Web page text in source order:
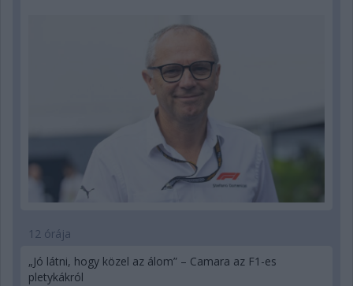
12 órája
„Jó látni, hogy közel az álom” – Camara az F1-es
pletykákról